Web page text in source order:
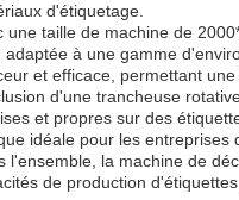
d'étiquetage.
une taille de machine de
adaptée à une gamme
et efficace, permettant
d'une trancheuse
et propres sur des
idéale pour les entreprises
l'ensemble, la machine de
de production